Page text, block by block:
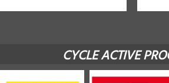
CYCLE ACTIVE